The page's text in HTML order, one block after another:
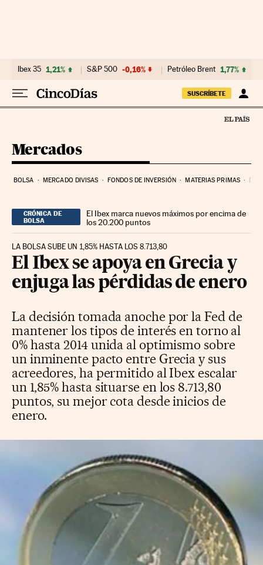
Ibex 35 1,21% S&P 500 -0,16% Petróleo Brent 1,77%
SUSCRÍBETE
Mercados
BOLSA MERCADO DIVISAS FONDOS DE INVERSIÓN MATERIAS PRIMAS
CRÓNICA DE
BOLSA
El Ibex marca nuevos máximos por encima de
los 20.200 puntos
LA BOLSA SUBE UN 1,85% HASTA LOS 8.713,80
El Ibex se apoya en Grecia y
enjuga las pérdidas de enero
La decisión tomada anoche por la Fed de
mantener los tipos de interés en torno al
0% hasta 2014 unida al optimismo sobre
un inminente pacto entre Grecia y sus
acreedores, ha permitido al Ibex escalar
un 1,85% hasta situarse en los 8.713,80
puntos, su mejor cota desde inicios de
enero.